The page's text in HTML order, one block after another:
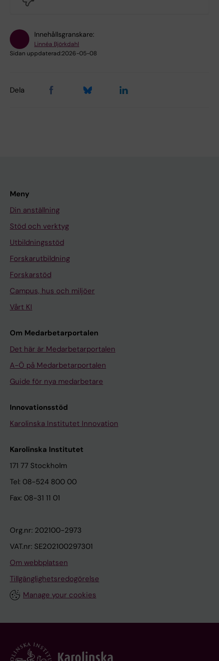
Innehållsgranskare:
Linnéa Björkdahl
Sidan uppdaterad:2026-05-08
Dela
Meny
Din anställning
Stöd och verktyg
Utbildningsstöd
Forskarutbildning
Forskarstöd
Campus, hus och miljöer
Vårt KI
Om Medarbetarportalen
Det här är Medarbetarportalen
A-Ö på Medarbetarportalen
Guide för nya medarbetare
Innovationsstöd
Karolinska Institutet Innovation
Karolinska Institutet
171 77 Stockholm
Tel: 08-524 800 00
Fax: 08-31 11 01
Org.nr: 202100-2973
VAT.nr: SE202100297301
Om webbplatsen
Tillgänglighetsredogörelse
Manage your cookies